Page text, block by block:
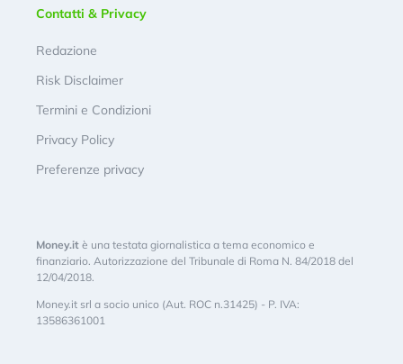
Contatti & Privacy
Redazione
Risk Disclaimer
Termini e Condizioni
Privacy Policy
Preferenze privacy
Money.it è una testata giornalistica a tema economico e
finanziario. Autorizzazione del Tribunale di Roma N. 84/2018 del
12/04/2018.
Money.it srl a socio unico (Aut. ROC n.31425) - P. IVA:
13586361001